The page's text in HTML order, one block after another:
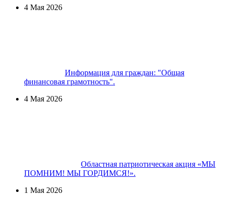
4 Мая 2026
Информация для граждан: "Общая
финансовая грамотность".
4 Мая 2026
Областная патриотическая акция «МЫ
ПОМНИМ! МЫ ГОРДИМСЯ!».
1 Мая 2026